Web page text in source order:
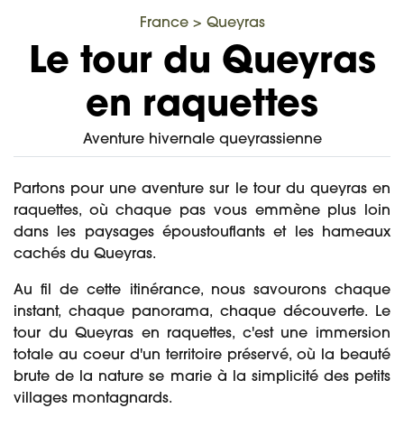
France> Queyras
Le tour du Queyras
en raquettes
Aventure hivernale queyrassienne
Partons pour une aventure sur le tour du queyras en
raquettes, où chaque pas vous emmène plus loin
dans les paysages époustouflants et les hameaux
cachés du Queyras.
Au fil de cette itinérance, nous savourons chaque
instant, chaque panorama, chaque découverte. Le
tour du Queyras en raquettes, c'est une immersion
totale au coeur d'un territoire préservé, où la beauté
brute de la nature se marie à la simplicité des petits
villages montagnards.